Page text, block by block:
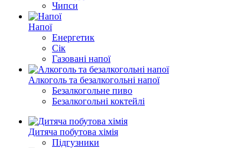
Чипси
Напої
Енергетик
Сік
Газовані напої
Алкоголь та безалкогольні напої
Безалкогольне пиво
Безалкогольні коктейлі
Дитяча побутова хімія
Підгузники